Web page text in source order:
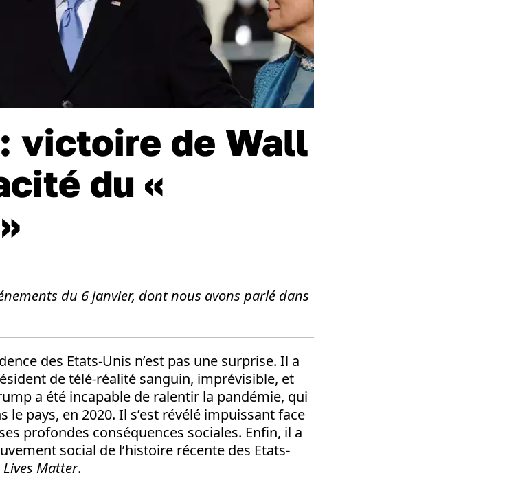
victoire de Wall
du «
du 6 janvier, dont nous avons parlé dans
des Etats-Unis n’est pas une surprise. Il a
de télé-réalité sanguin, imprévisible, et
a été incapable de ralentir la pandémie, qui
le pays, en 2020. Il s’est révélé impuissant face
profondes conséquences sociales. Enfin, il a
social de l’histoire récente des Etats-
Lives Matter.